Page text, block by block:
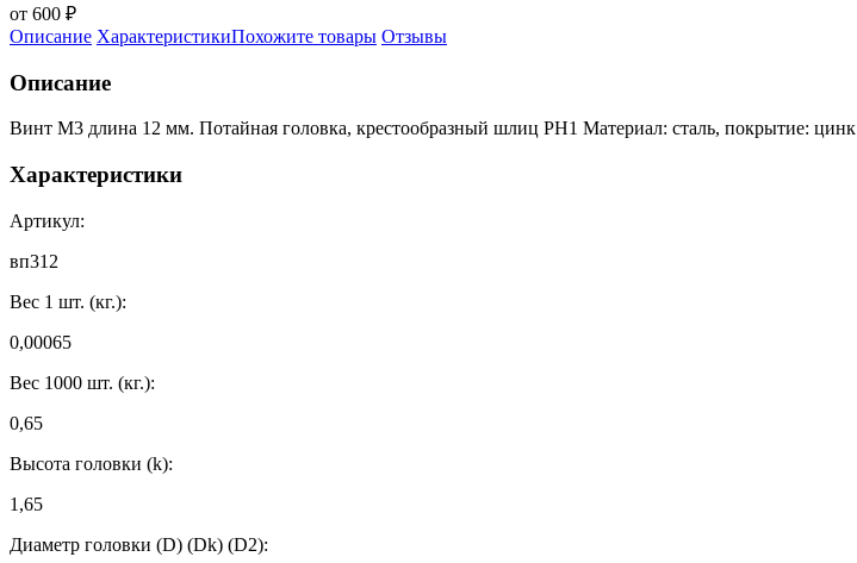
от 600 ₽
Описание ХарактеристикиПохожите товары Отзывы
Описание
Винт М3 длина 12 мм. Потайная головка, крестообразный шлиц PH1 Материал: сталь, покрытие: цинк
Характеристики
Артикул:
вп312
Вес 1 шт. (кг.):
0,00065
Вес 1000 шт. (кг.):
0,65
Высота головки (k):
1,65
Диаметр головки (D) (Dk) (D2):